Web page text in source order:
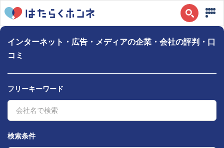
インターネット・広告・メディアの企業・会社の評判・口
コミ
フリーキーワード
検索条件